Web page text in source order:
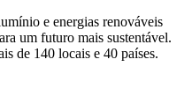
e energias renováveis
um futuro mais sustentável.
de 140 locais e 40 países.